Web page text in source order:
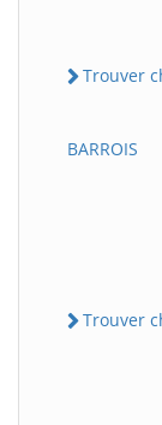
Trouver
BARROIS
Trouver